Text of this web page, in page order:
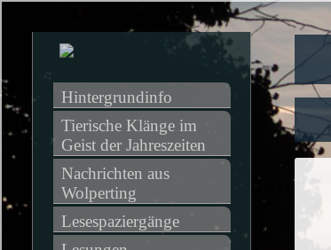
Hintergrundinfo
Tierische Klänge im
Geist der Jahreszeiten
Nachrichten aus
Wolperting
Lesespaziergänge